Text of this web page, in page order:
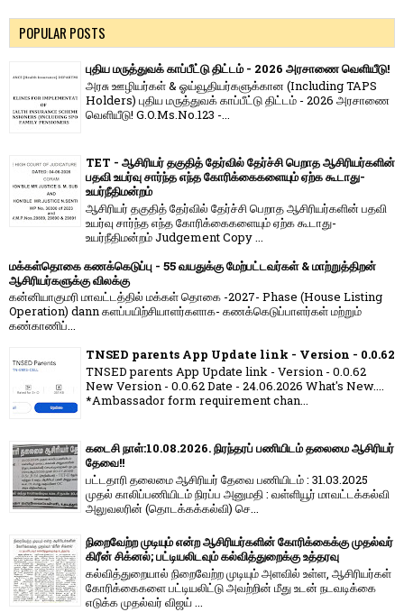
POPULAR POSTS
புதிய மருத்துவக் காப்பீட்டு திட்டம் - 2026 அரசாணை வெளியீடு!
அரசு ஊழியர்கள் & ஓய்வூதியர்களுக்கான (Including TAPS
Holders) புதிய மருத்துவக் காப்பீட்டு திட்டம் - 2026 அரசாணை
வெளியீடு! G.O.Ms.No.123 -...
TET - ஆசிரியர் தகுதித் தேர்வில் தேர்ச்சி பெறாத ஆசிரியர்களின்
பதவி உயர்வு சார்ந்த எந்த கோரிக்கைகளையும் ஏற்க கூடாது-
உயர்நீதிமன்றம்
ஆசிரியர் தகுதித் தேர்வில் தேர்ச்சி பெறாத ஆசிரியர்களின் பதவி
உயர்வு சார்ந்த எந்த கோரிக்கைகளையும் ஏற்க கூடாது-
உயர்நீதிமன்றம் Judgement Copy ...
மக்கள்தொகை கணக்கெடுப்பு - 55 வயதுக்கு மேற்பட்டவர்கள் & மாற்றுத்திறன்
ஆசிரியர்களுக்கு விலக்கு
கன்னியாகுமரி மாவட்டத்தில் மக்கள் தொகை -2027- Phase (House Listing
Operation) dann களப்பயிற்சியாளர்களாக- கணக்கெடுப்பாளர்கள் மற்றும்
கண்காணிப்...
TNSED parents App Update link - Version - 0.0.62
TNSED parents App Update link - Version - 0.0.62
New Version - 0.0.62 Date - 24.06.2026 What's New....
*Ambassador form requirement chan...
கடைசி நாள்:10.08.2026. நிரந்தரப் பணியிடம் தலைமை ஆசிரியர்
தேவை!!
பட்டதாரி தலைமை ஆசிரியர் தேவை பணியிடம் : 31.03.2025
முதல் காலிப்பணியிடம் நிரப்ப அனுமதி : வள்ளியூர் மாவட்டக்கல்வி
அலுவலரின் (தொடக்கக்கல்வி) செ...
நிறைவேற்ற முடியும் என்ற ஆசிரியர்களின் கோரிக்கைக்கு முதல்வர்
கிரீன் சிக்னல்; பட்டியலிடவும் கல்வித்துறைக்கு உத்தரவு
கல்வித்துறையால் நிறைவேற்ற முடியும் அளவில் உள்ள, ஆசிரியர்கள்
கோரிக்கைகளை பட்டியலிட்டு அவற்றின் மீது உடன் நடவடிக்கை
எடுக்க முதல்வர் விஜய் ...